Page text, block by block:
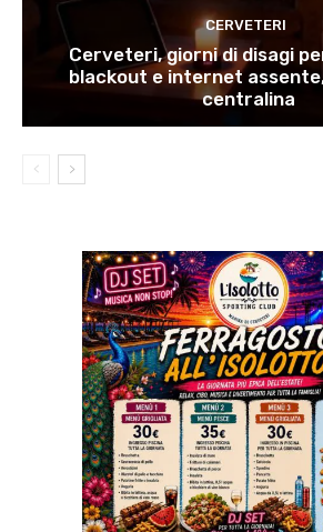
CERVETERI
Cerveteri, giorni di disagi
blackout e internet
centralina